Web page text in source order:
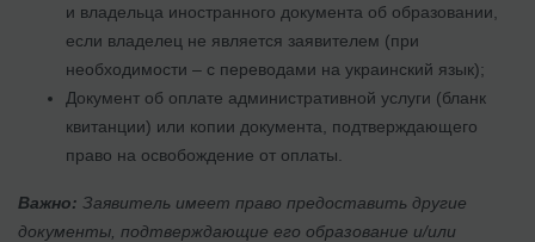
и владельца иностранного документа об образовании,
если владелец не является заявителем (при
необходимости – с переводами на украинский язык);
Документ об оплате административной услуги (бланк
квитанции) или копии документа, подтверждающего
право на освобождение от оплаты.
Важно: Заявитель имеет право предоставить другие
документы, подтверждающие его образование и/или